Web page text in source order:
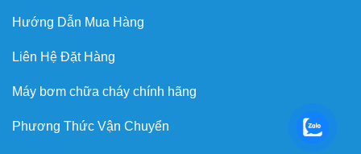
Hướng Dẫn Mua Hàng
Liên Hệ Đặt Hàng
Máy bơm chữa cháy chính hãng
Phương Thức Vận Chuyển